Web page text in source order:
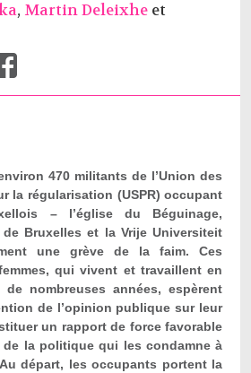
, Martin Deleixheet
470 militants de l’Union des
la régularisation (USPR) occupant
– l’église du Béguinage,
de Bruxelles et la Vrije Universiteit
une grève de la faim. Ces
qui vivent et travaillent en
de nombreuses années, espèrent
de l’opinion publique sur leur
un rapport de force favorable
de la politique qui les condamne à
départ, les occupants portent la